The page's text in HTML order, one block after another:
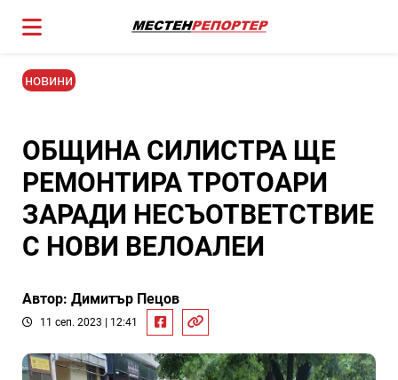
новини
ОБЩИНА СИЛИСТРА ЩЕ
РЕМОНТИРА ТРОТОАРИ
ЗАРАДИ НЕСЪОТВЕТСТВИЕ
С НОВИ ВЕЛОАЛЕИ
Автор: Димитър Пецов
11 сеп. 2023 | 12:41